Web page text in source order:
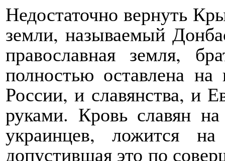
Недостаточно вернуть
земли, называемый
православная земля,
полностью оставлена
России, и славянства, и
руками. Кровь славян
украинцев, ложится
допустившая это по